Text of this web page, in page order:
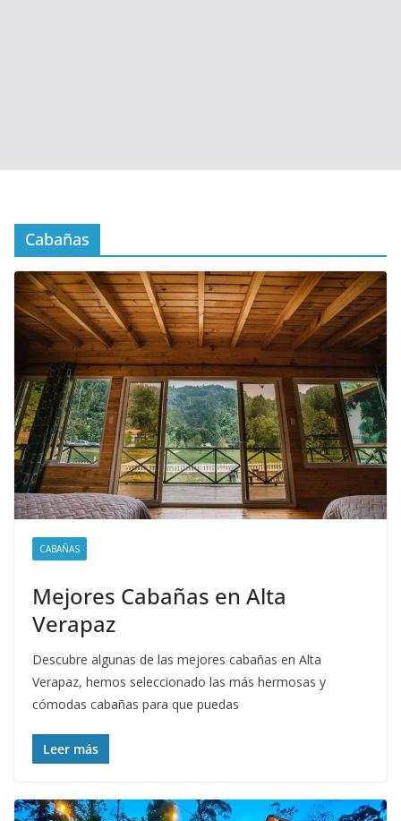
Cabañas
CABAÑAS
Mejores Cabañas en Alta
Verapaz
Descubre algunas de las mejores cabañas en Alta
Verapaz, hemos seleccionado las más hermosas y
cómodas cabañas para que puedas
Leer más